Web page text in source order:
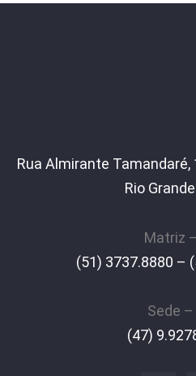
Rua Almirante
Rio
Matriz
(51) 3737.8880 –
Sede –
(47)